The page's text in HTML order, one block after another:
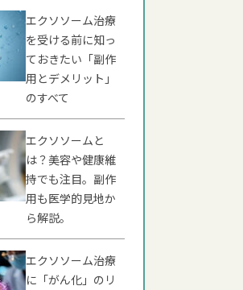
エクソソーム治療
を受ける前に知っ
ておきたい「副作
用とデメリット」
のすべて
エクソソームと
は？美容や健康維
持でも注目。副作
用も医学的見地か
ら解説。
エクソソーム治療
に「がん化」のリ